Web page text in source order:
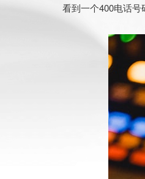
看到一个400电话